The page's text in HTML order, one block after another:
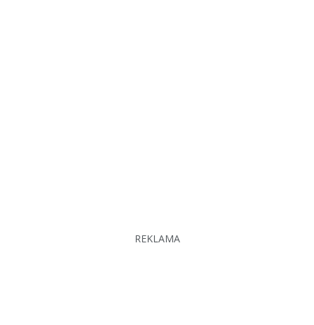
REKLAMA